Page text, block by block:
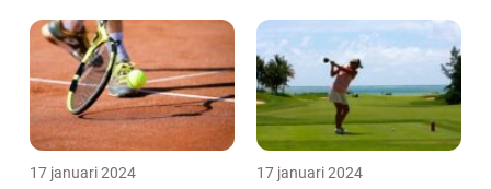
17 januari 2024 17 januari 2024